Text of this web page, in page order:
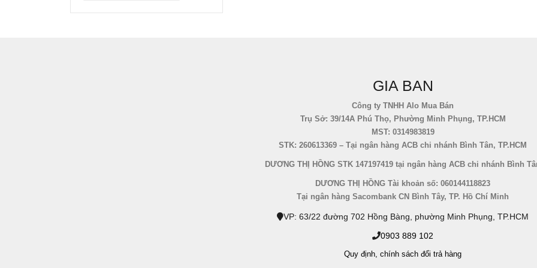
GIA BAN
Công ty TNHH Alo Mua Bán
Trụ Sở: 39/14A Phú Thọ, Phường Minh Phụng, TP.HCM
MST: 0314983819
STK: 260613369 – Tại ngân hàng ACB chi nhánh Bình Tân, TP.HCM
DƯƠNG THỊ HỒNG STK 147197419 tại ngân hàng ACB chi nhánh Bình
DƯƠNG THỊ HỒNG Tài khoản số: 060144118823
Tại ngân hàng Sacombank CN Bình Tây, TP. Hồ Chí Minh
VP: 63/22 đường 702 Hồng Bàng, phường Minh Phụng, TP.HCM
0903 889 102
Quy định, chính sách đổi trả hàng